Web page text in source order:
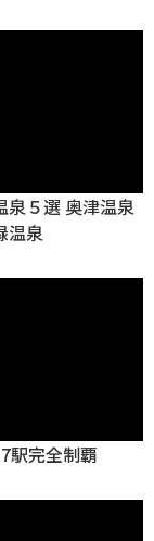
泉５選 奥津温泉
温泉
駅完全制覇